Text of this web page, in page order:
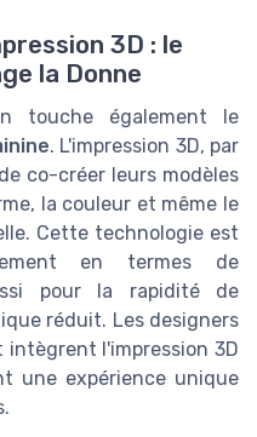
3D : le
la Donne
touche également le
. L'impression 3D, par
co-créer leurs modèles
la couleur et même le
Cette technologie est
en termes de
pour la rapidité de
réduit. Les designers
intègrent l'impression 3D
une expérience unique